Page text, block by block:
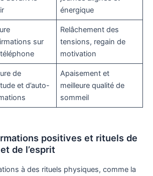
énergique
sur
Relâchement des
tensions, regain de
motivation
de
et d’auto-
Apaisement et
meilleure qualité de
sommeil
positives et rituels de
de l’esprit
à des rituels physiques, comme la